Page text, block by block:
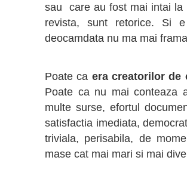
sau care au fost mai intai la
revista, sunt retorice. Si
deocamdata nu ma mai
Poate ca era creatorilor de
Poate ca nu mai conteaza
multe surse, efortul
satisfactia imediata,
triviala, perisabila, de
mase cat mai mari si mai